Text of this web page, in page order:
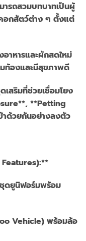
รถสวมบทบาทเป็นผู้
อกสัตว์ต่าง ๆ ตั้งแต่
าหารและผักสดใหม่
มท้องและมีสุขภาพดี
สริมที่ช่วยเชื่อมโยง
**Petting
ด้วยกันอย่างลงตัว
ดยูนิฟอร์มพร้อม
Vehicle) พร้อมล้อ